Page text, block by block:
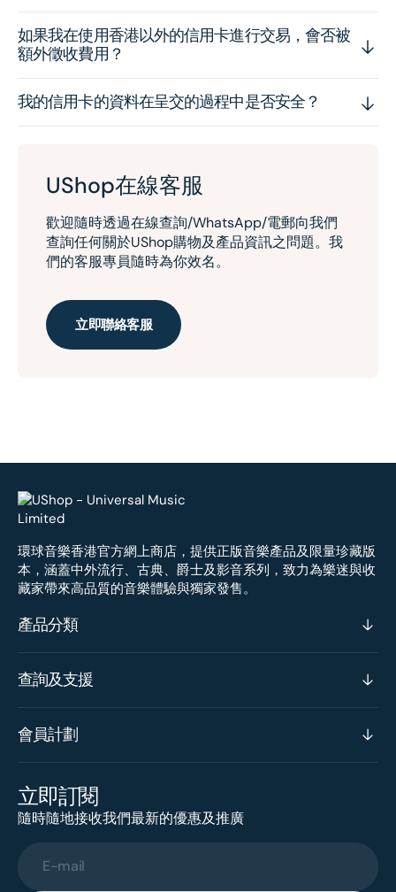
如果我在使用香港以外的信用卡進行交易，會否被
額外徵收費用？
我的信用卡的資料在呈交的過程中是否安全？
UShop在線客服
歡迎隨時透過在線查詢/WhatsApp/電郵向我們
查詢任何關於UShop購物及產品資訊之問題。我
們的客服專員隨時為你效名。
立即聯絡客服
環球音樂香港官方網上商店，提供正版音樂產品及限量珍藏版
本，涵蓋中外流行、古典、爵士及影音系列，致力為樂迷與收
藏家帶來高品質的音樂體驗與獨家發售。
產品分類
查詢及支援
會員計劃
立即訂閱
隨時隨地接收我們最新的優惠及推廣
E-mail